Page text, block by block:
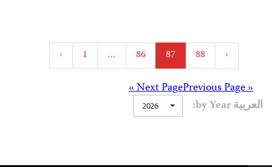
Posts
pagination
‹ 1 … 86 87 88 ›
Posts
navigation
Next Page »
« Previous Page
العربية by Year:
2026